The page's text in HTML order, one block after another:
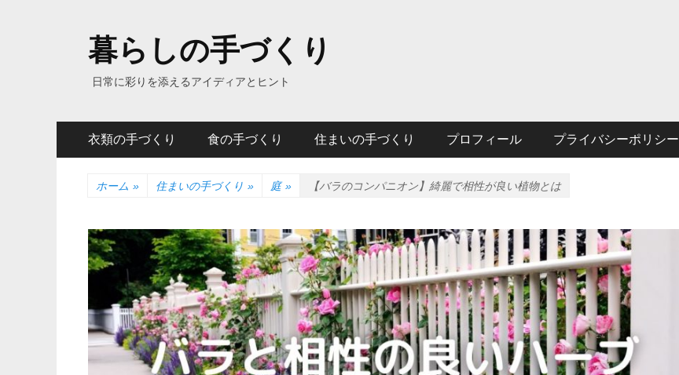
暮らしの手づくり
日常に彩りを添えるアイディアとヒント
メ
イ
ニ
ュ
ー
衣類の手づくり 食の手づくり 住まいの手づくり プロフィール プライバシーポリシー
ホーム » 住まいの手づくり » 庭 » 【バラのコンパニオン】綺麗で相性が良い植物とは